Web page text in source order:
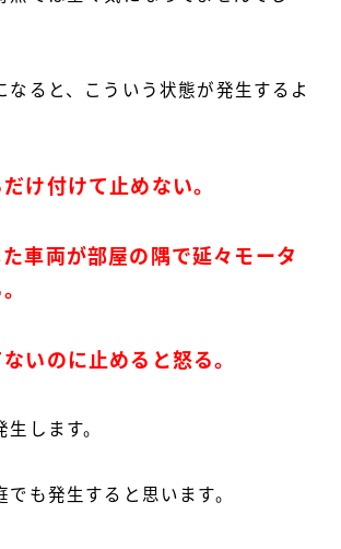
なると、こういう状態が発生するよ
け付けて止めない。
車両が部屋の隅で延々モータ
いのに止めると怒る。
生します。
でも発生すると思います。